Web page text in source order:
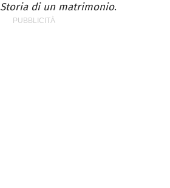
Storia di un matrimonio.